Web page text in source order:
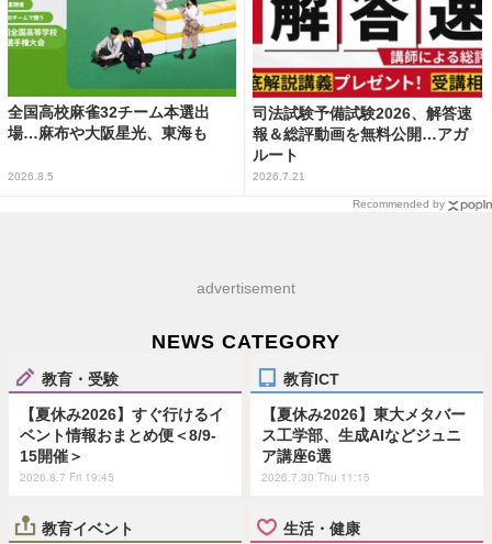
全国高校麻雀32チーム本選出
場…麻布や大阪星光、東海も
2026.8.5
司法試験予備試験2026、解答速
報＆総評動画を無料公開…アガ
ルート
2026.7.21
Recommended by
advertisement
NEWS CATEGORY
教育・受験
【夏休み2026】すぐ行けるイ
ベント情報おまとめ便＜8/9-
15開催＞
2026.8.7 Fri 19:45
教育ICT
【夏休み2026】東大メタバー
ス工学部、生成AIなどジュニ
ア講座6選
2026.7.30 Thu 11:15
教育イベント 生活・健康